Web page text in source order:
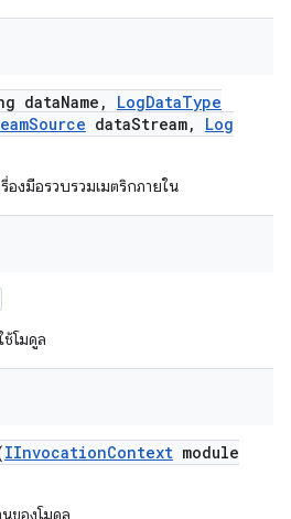
dataName , LogDataType
Source dataStream,
Log
องมือรวบรวมเมตริกภายใน
ช้โมดูล
IInvocationContext module
ของโมดูล